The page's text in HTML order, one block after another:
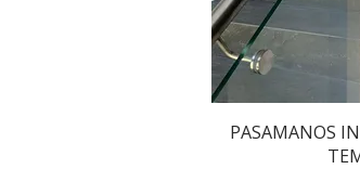
PASAMANOS